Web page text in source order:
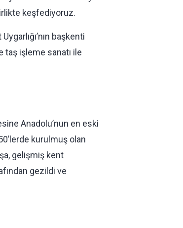
keşfediyoruz.
başkenti
taş işleme sanatı ile
Anadolu’nun en eski
kurulmuş olan
gelişmiş kent
gezildi ve